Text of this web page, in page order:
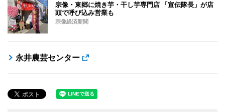
宗像・東郷に焼き芋・干し芋専門店 「宣伝隊長」が店
頭で呼び込み営業も
宗像経済新聞
永井農芸センター